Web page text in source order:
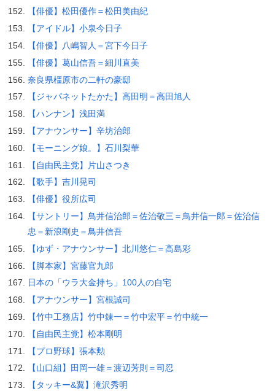
【俳優】松田優作＝松田美由紀
【アイドル】小泉今日子
【俳優】八嶋智人＝宮下今日子
【俳優】葛山信吾＝細川直美
奈良県橿原市の二軒の豪邸
【ジャパネットたかた】高田明＝高田旭人
【ハンナン】浅田満
【アナウンサー】辛坊治郎
【モーニング娘。】石川梨華
【自由民主党】片山さつき
【歌手】吉川晃司
【俳優】役所広司
【サントリー】鳥井信治郎＝佐治敬三＝鳥井信一郎＝佐治信
忠＝新浪剛史＝鳥井信吾
【ゆず・アナウンサー】北川悠仁＝高島彩
【脚本家】宮藤官九郎
日本の「ウラ大金持ち」100人の自宅
【アナウンサー】宮根誠司
【竹中工務店】竹中錬一＝竹中宏平＝竹中統一
【自由民主党】松本剛明
【プロ野球】張本勲
【山口組】田岡一雄＝渡辺芳則＝司忍
【タッキー&翼】滝沢秀明